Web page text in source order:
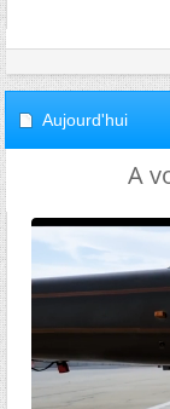
Aujourd'hui
A